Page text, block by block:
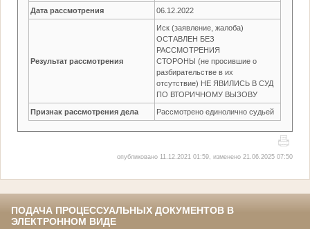
Дата рассмотрения 06.12.2022
Результат рассмотрения
Иск (заявление, жалоба)
ОСТАВЛЕН БЕЗ
РАССМОТРЕНИЯ
СТОРОНЫ (не просившие о
разбирательстве в их
отсутствие) НЕ ЯВИЛИСЬ В СУД
ПО ВТОРИЧНОМУ ВЫЗОВУ
Признак рассмотрения дела Рассмотрено единолично судьей
опубликовано 11.12.2021 01:59, изменено 21.06.2025 07:50
ПОДАЧА ПРОЦЕССУАЛЬНЫХ ДОКУМЕНТОВ В
ЭЛЕКТРОННОМ ВИДЕ